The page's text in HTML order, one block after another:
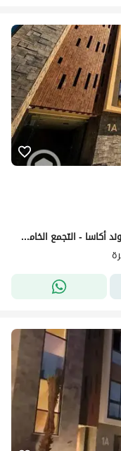
شقة للبيع استلام فوري تكملة اقساط في كمبوند أكاسا - التجمع الخامس | بموقع مميز & فيو الـ Pool